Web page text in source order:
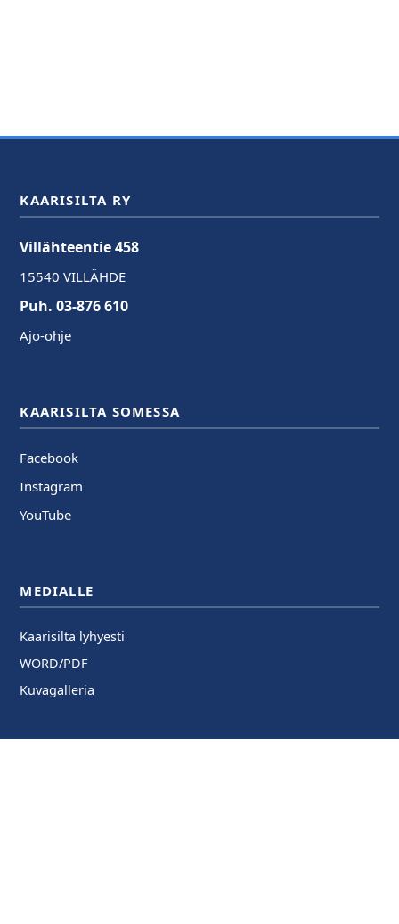
KAARISILTA RY
Villähteentie 458
15540 VILLÄHDE
Puh. 03-876 610
Ajo-ohje
KAARISILTA SOMESSA
Facebook
Instagram
YouTube
MEDIALLE
Kaarisilta lyhyesti
WORD/PDF
Kuvagalleria